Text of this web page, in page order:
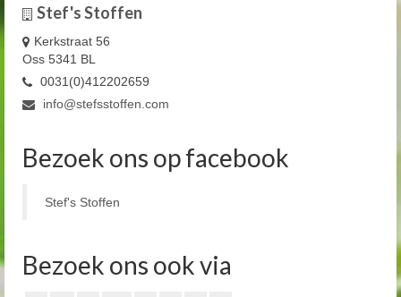
Stef's Stoffen
Kerkstraat 56
Oss 5341 BL
0031(0)412202659
info@stefsstoffen.com
Bezoek ons op facebook
Stef's Stoffen
Bezoek ons ook via